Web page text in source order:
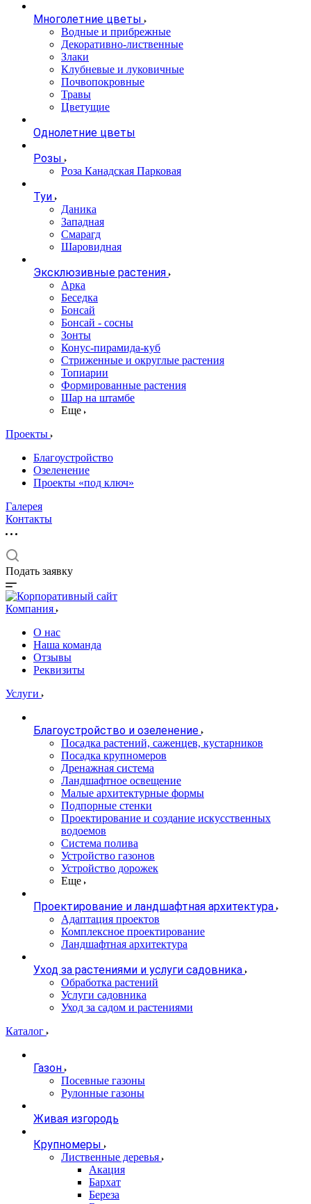
Многолетние цветы
Водные и прибрежные
Декоративно-лиственные
Злаки
Клубневые и луковичные
Почвопокровные
Травы
Цветущие
Однолетние цветы
Розы
Роза Канадская Парковая
Туи
Даника
Западная
Смарагд
Шаровидная
Эксклюзивные растения
Арка
Беседка
Бонсай
Бонсай - сосны
Зонты
Конус-пирамида-куб
Стриженные и округлые растения
Топиарии
Формированные растения
Шар на штамбе
Еще
Проекты
Благоустройство
Озеленение
Проекты «под ключ»
Галерея
Контакты
Подать заявку
Компания
О нас
Наша команда
Отзывы
Реквизиты
Услуги
Благоустройство и озеленение
Посадка растений, саженцев, кустарников
Посадка крупномеров
Дренажная система
Ландшафтное освещение
Малые архитектурные формы
Подпорные стенки
Проектирование и создание искусственных
водоемов
Система полива
Устройство газонов
Устройство дорожек
Еще
Проектирование и ландшафтная архитектура
Адаптация проектов
Комплексное проектирование
Ландшафтная архитектура
Уход за растениями и услуги садовника
Обработка растений
Услуги садовника
Уход за садом и растениями
Каталог
Газон
Посевные газоны
Рулонные газоны
Живая изгородь
Крупномеры
Лиственные деревья
Акация
Бархат
Береза